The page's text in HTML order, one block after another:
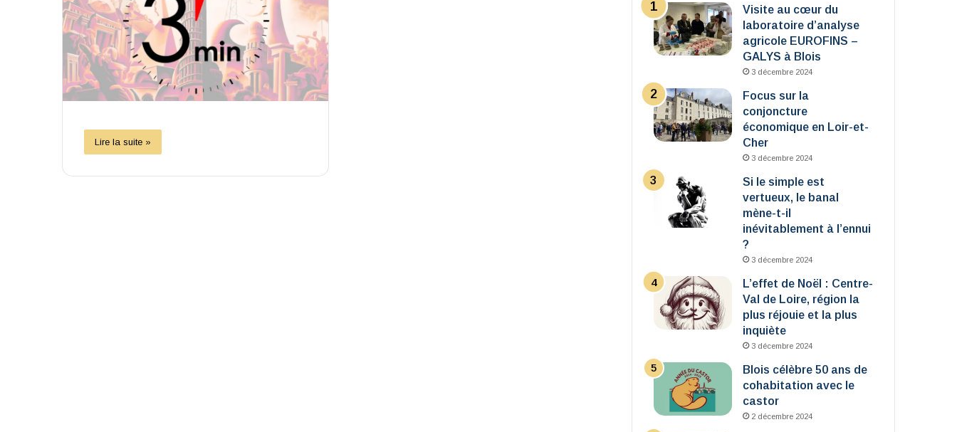
Lire la suite »
Visite au cœur du
laboratoire d’analyse
agricole EUROFINS –
GALYS à Blois
3 décembre 2024
Focus sur la
conjoncture
économique en Loir-et-
Cher
3 décembre 2024
Si le simple est
vertueux, le banal
mène-t-il
inévitablement à l’ennui
?
3 décembre 2024
L’effet de Noël : Centre-
Val de Loire, région la
plus réjouie et la plus
inquiète
3 décembre 2024
Blois célèbre 50 ans de
cohabitation avec le
castor
2 décembre 2024